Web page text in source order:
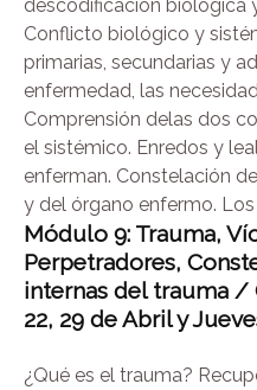
descodificación biológica
Conflicto biológico y
primarias, secundarias y
enfermedad, las
Comprensión delas dos
el sistémico. Enredos y
enferman. Constelación
y del órgano enfermo.
Módulo 9: Trauma,
Perpetradores,
internas deltrauma /
22, 29 de Abril y
¿Qué es el trauma?